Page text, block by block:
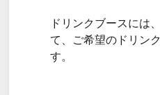
ドリンクブースには
て、ご希望のドリン
す。